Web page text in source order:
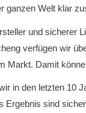
ganzen Welt klar
und sicherer
verfügen wir
Markt. Damit
in den letzten 10
Ergebnis sind